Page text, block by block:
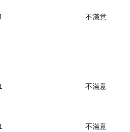
不滿意
不滿意
不滿意